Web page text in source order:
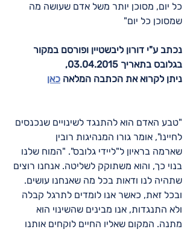
כל יום, מסוכן יותר משל אדם שעושה מה
שמסוכן כל יום"
נכתב ע"י דורון ליבשטיין ופורסם במקור
בגלובס בתאריך 03.04.2015,
ניתן לקרוא את הכתבה המלאה כאן
"טבע האדם הוא להתנגד לשינויים שנכנסים
לחיינו", אומר גורו המנהיגות רובין
שארמה בראיון ל"ליידי גלובס". "המוח שלנו
בנוי כך, והוא משתוקק לשליטה. אנחנו רוצים
שתהיה לנו ודאות בכל מה שאנחנו עושים.
ובכל זאת, כאשר אנו לומדים לתרגל קבלה
ולא התנגדות, אנו מבינים שהשינוי הוא
מתנה. המקום שאליו החיים לוקחים אותנו